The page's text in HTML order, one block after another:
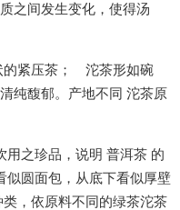
之间发生变化，使得汤
的紧压茶； 沱茶形如碗
纯馥郁。产地不同 沱茶原
用之珍品，说明 普洱茶 的
似圆面包，从底下看似厚壁
，依原料不同的绿茶沱茶